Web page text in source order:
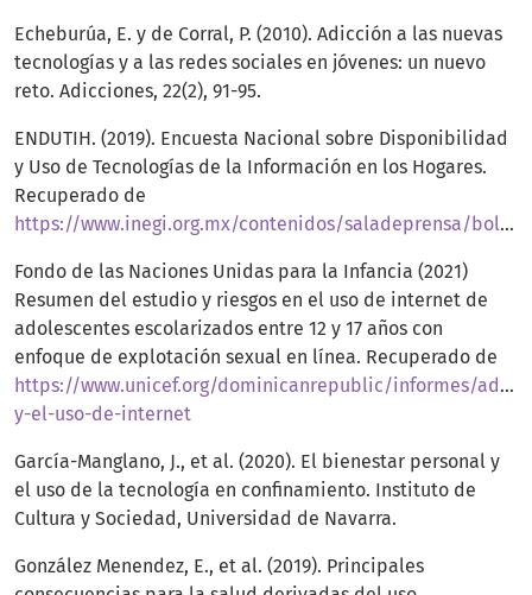
Echeburúa, E. y de Corral, P. (2010). Adicción a las nuevas
tecnologías y a las redes sociales en jóvenes: un nuevo
reto. Adicciones, 22(2), 91-95.
ENDUTIH. (2019). Encuesta Nacional sobre Disponibilidad
y Uso de Tecnologías de la Información en los Hogares.
Recuperado de
https://www.inegi.org.mx/contenidos/saladeprensa/boletines/2020/OtrTemEcon/ENDUTIH_2019.pdf
Fondo de las Naciones Unidas para la Infancia (2021)
Resumen del estudio y riesgos en el uso de internet de
adolescentes escolarizados entre 12 y 17 años con
enfoque de explotación sexual en línea. Recuperado de
https://www.unicef.org/dominicanrepublic/informes/
y-el-uso-de-internet
García-Manglano, J., et al. (2020). El bienestar personal y
el uso de la tecnología en confinamiento. Instituto de
Cultura y Sociedad, Universidad de Navarra.
González Menendez, E., et al. (2019). Principales